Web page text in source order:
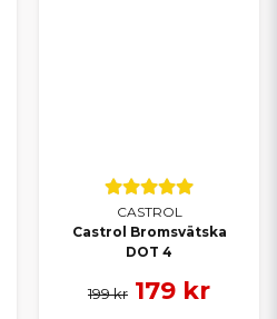
CASTROL
Castrol Bromsvätska
DOT 4
199 kr 179 kr